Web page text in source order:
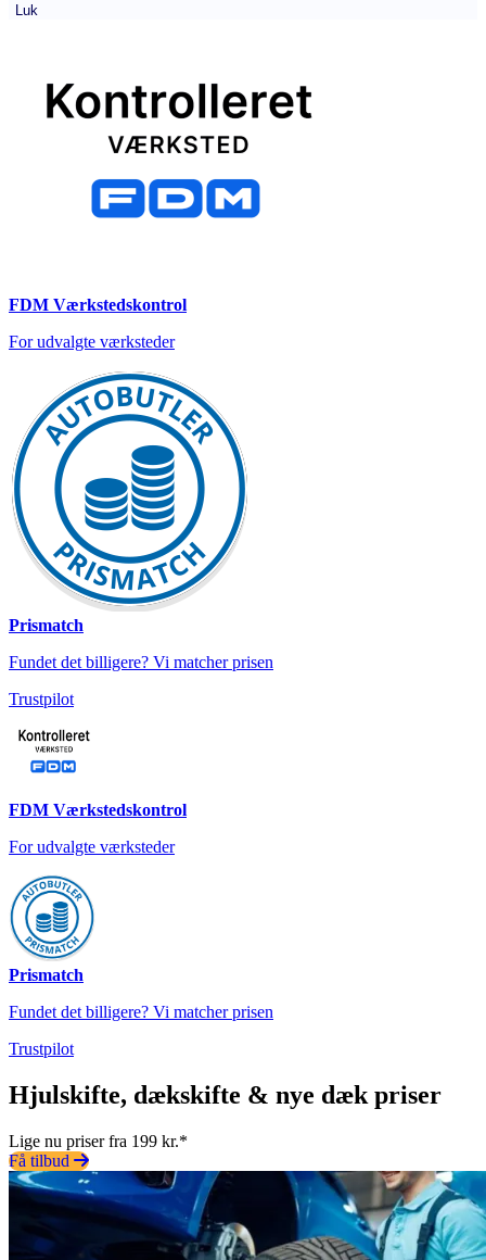
Luk
FDM Værkstedskontrol
For udvalgte værksteder
Prismatch
Fundet det billigere? Vi matcher prisen
Trustpilot
FDM Værkstedskontrol
For udvalgte værksteder
Prismatch
Fundet det billigere? Vi matcher prisen
Trustpilot
Hjulskifte, dækskifte & nye dæk priser
Lige nu priser fra 199 kr.*
Få tilbud